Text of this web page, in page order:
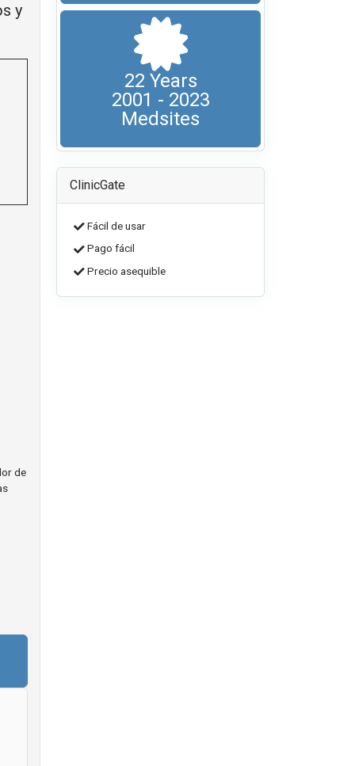
y
de
22 Years
2001 - 2023
Medsites
ClinicGate
Fácil de usar
Pago fácil
Precio asequible